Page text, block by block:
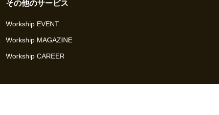
その他のサービス
Workship EVENT
Workship MAGAZINE
Workship CAREER